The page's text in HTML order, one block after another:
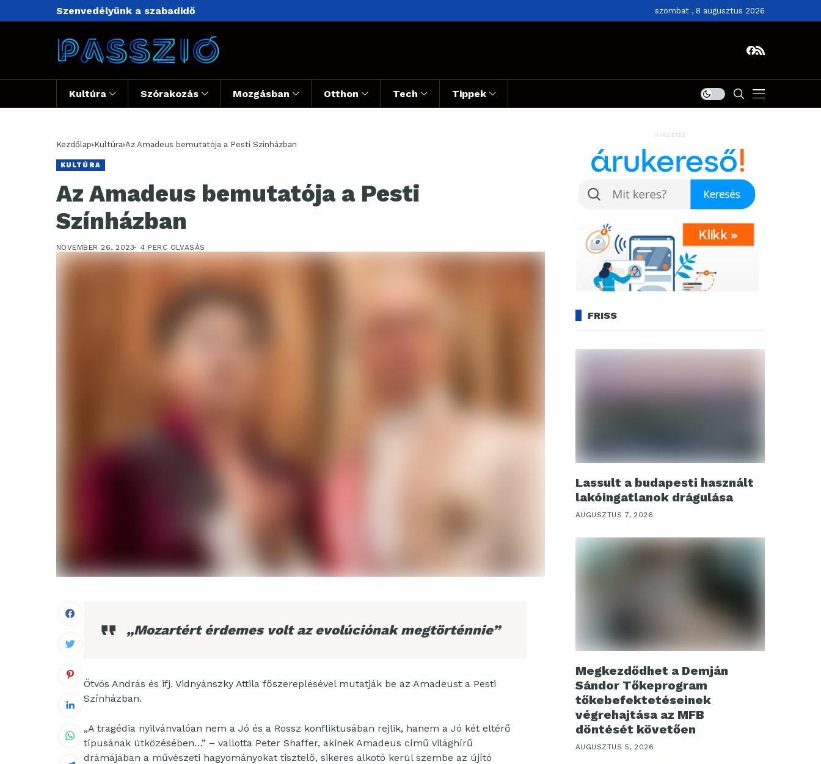
Szenvedélyünk a szabadidő szombat , 8 augusztus 2026
Kultúra Szórakozás Mozgásban Otthon Tech Tippek
Kezdőlap Kultúra Az Amadeus bemutatója a Pesti Színházban
KULTÚRA
Az Amadeus bemutatója a Pesti
Színházban
NOVEMBER 26, 2023 4 PERC OLVASÁS
„Mozartért érdemes volt az evolúciónak megtörténnie”
Ötvös András és ifj. Vidnyánszky Attila főszereplésével mutatják be az Amadeust a Pesti
Színházban.
„A tragédia nyilvánvalóan nem a Jó és a Rossz konfliktusában rejlik, hanem a Jó két eltérő
típusának ütközésében…” – vallotta Peter Shaffer, akinek Amadeus című világhírű
drámájában a művészeti hagyományokat tisztelő, sikeres alkotó kerül szembe az újító
HIRDETÉS
FRISS
Lassult a budapesti használt
lakóingatlanok drágulása
AUGUSZTUS 7, 2026
Megkezdődhet a Demján
Sándor Tőkeprogram
tőkebefektetéseinek
végrehajtása az MFB
döntését követően
AUGUSZTUS 5, 2026